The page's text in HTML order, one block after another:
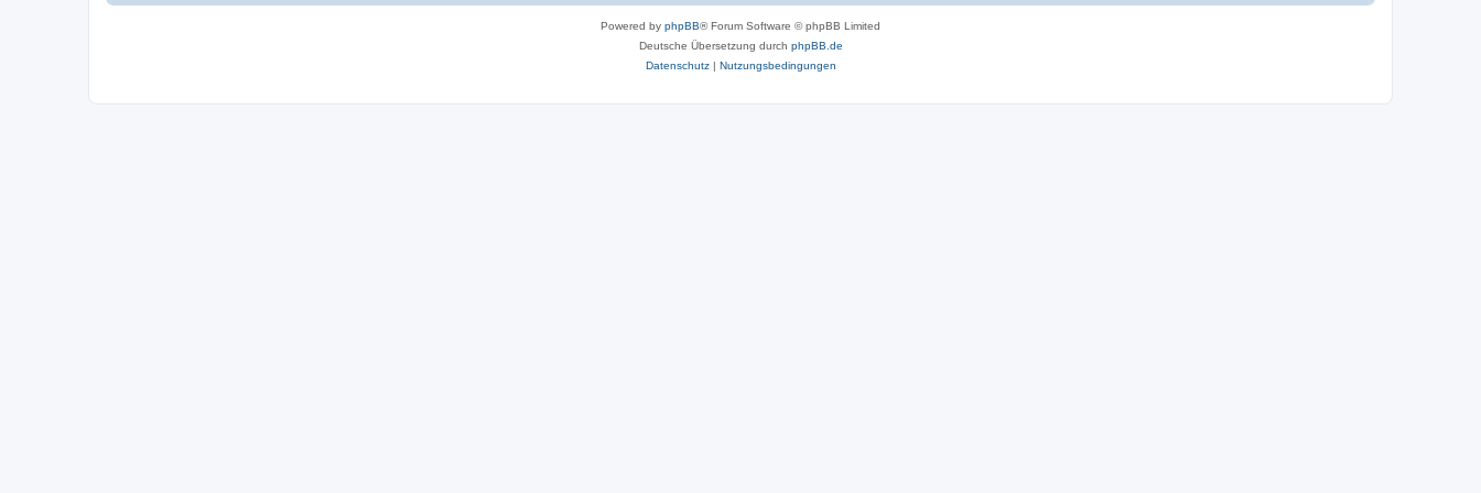
Powered by phpBB® Forum Software © phpBB Limited
Deutsche Übersetzung durch phpBB.de
Datenschutz| Nutzungsbedingungen